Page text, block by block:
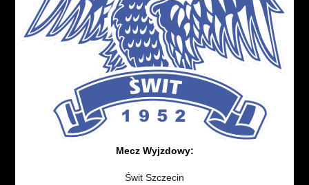
Mecz Wyjzdowy:
Świt Szczecin